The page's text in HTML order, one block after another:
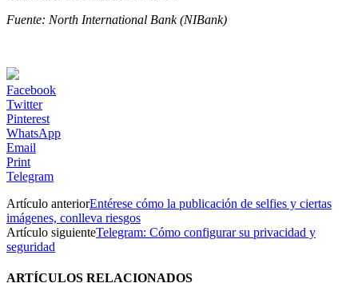
Fuente: North International Bank (NIBank)
Facebook
Twitter
Pinterest
WhatsApp
Email
Print
Telegram
Artículo anteriorEntérese cómo la publicación de selfies y ciertas
imágenes, conlleva riesgos
Artículo siguienteTelegram: Cómo configurar su privacidad y
seguridad
ARTÍCULOS RELACIONADOS